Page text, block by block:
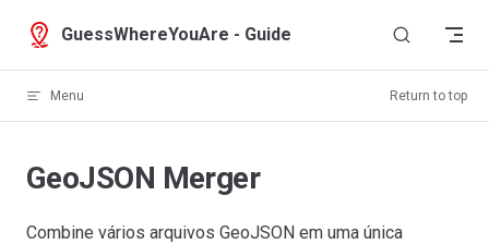
Skip to content
GuessWhereYouAre - Guide
Menu Return to top
GeoJSON Merger
Combine vários arquivos GeoJSON em uma única